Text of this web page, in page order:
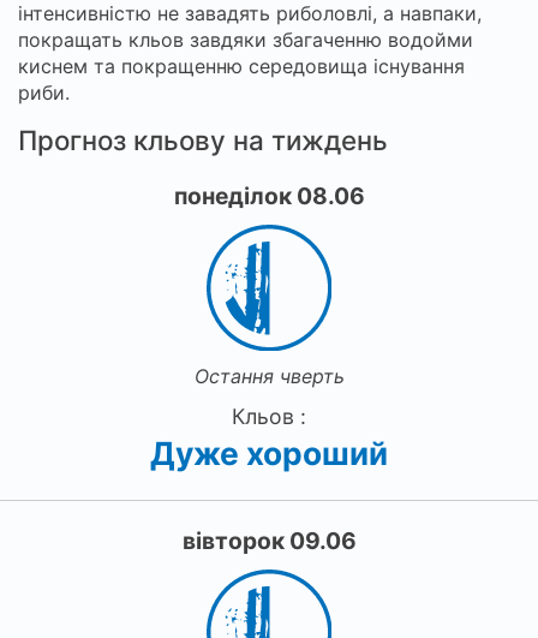
інтенсивністю не завадять риболовлі, а навпаки,
покращать кльов завдяки збагаченню водойми
киснем та покращенню середовища існування
риби.
Прогноз кльову на тиждень
понеділок 08.06
Остання чверть
Кльов :
Дуже хороший
вівторок 09.06